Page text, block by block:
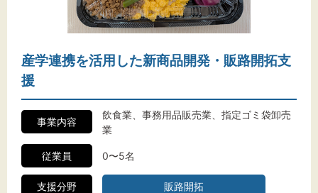
産学連携を活用した新商品開発・販路開拓支
援
事業内容
飲食業、事務用品販売業、指定ゴミ袋卸売
業
従業員 0〜5名
支援分野 販路開拓